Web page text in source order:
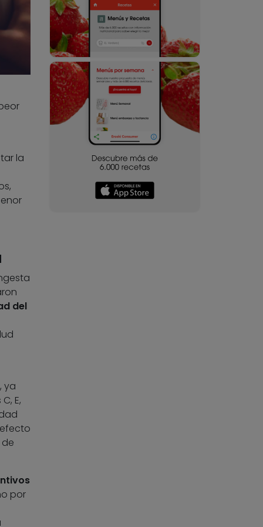
la
del
ya
E,
por